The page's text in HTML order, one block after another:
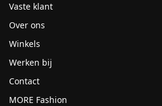
Vaste klant
Over ons
Winkels
Werken bij
Contact
MORE Fashion